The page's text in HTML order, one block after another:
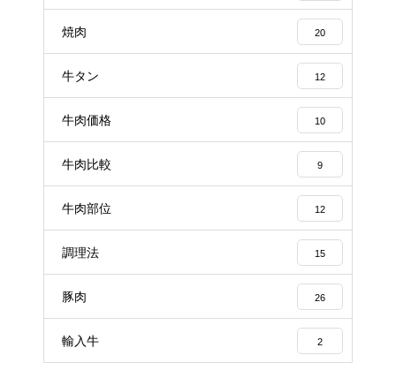
焼肉 20
牛タン 12
牛肉価格 10
牛肉比較 9
牛肉部位 12
調理法 15
豚肉 26
輸入牛 2